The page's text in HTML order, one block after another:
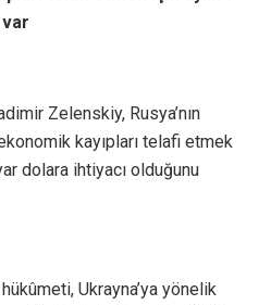
var
Zelenskiy, Rusya’nın
kayıpları telafi etmek
dolara ihtiyacı olduğunu
Ukrayna’ya yönelik